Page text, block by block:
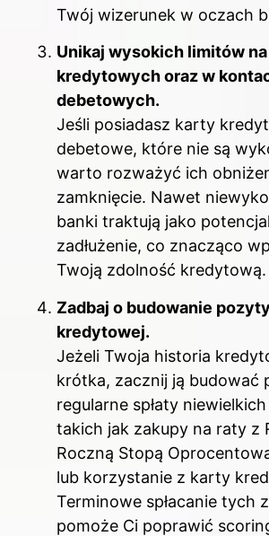
Twój wizerunek w oczach
Unikaj wysokich limitów
kredytowych oraz w
debetowych.
Jeśli posiadasz karty
debetowe, które nie są
warto rozważyć ich
zamknięcie. Nawet
banki traktują jako
zadłużenie, co znacząco
Twoją zdolność kredytową.
Zadbaj o budowanie
kredytowej.
Jeżeli Twoja historia
krótka, zacznij ją budować
regularne spłaty
takich jak zakupy na raty z
Roczną Stopą
lub korzystanie z karty
Terminowe spłacanie tych
pomoże Ci poprawić